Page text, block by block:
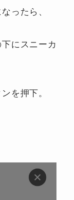
ったら、
にスニーカ
を押下。